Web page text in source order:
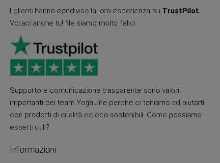
I clienti hanno condiviso la loro esperienza su TrustPilot.
Votaci anche tu! Ne siamo molto felici.
Supporto e comunicazione trasparente sono valori
importanti del team YogaLine perché ci teniamo ad aiutarti
con prodotti di qualità ed eco-sostenibili. Come possiamo
esserti utili?
Informazioni